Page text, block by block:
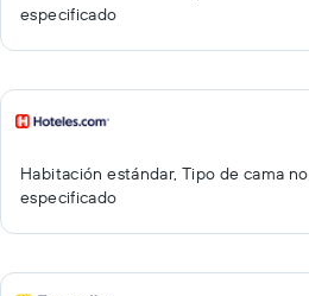
especificado
Habitación estándar, Tipo de cama no
especificado